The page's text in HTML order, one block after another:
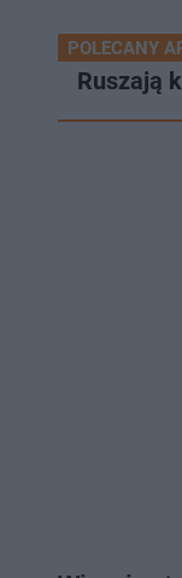
POLECANY
Ruszają